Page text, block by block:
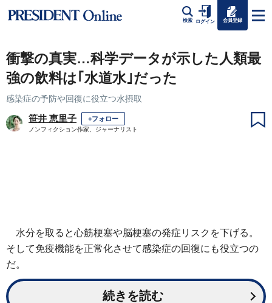
検索 ログイン 会員登録
衝撃の真実…科学データが示した人類最
強の飲料は｢水道水｣だった
感染症の予防や回復に役立つ水摂取
笹井 恵里子 +フォロー
ノンフィクション作家、ジャーナリスト
水分を取ると心筋梗塞や脳梗塞の発症リスクを下げる。
そして免疫機能を正常化させて感染症の回復にも役立つの
だ。
続きを読む